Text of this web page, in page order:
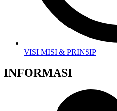
VISI MISI & PRINSIP
INFORMASI